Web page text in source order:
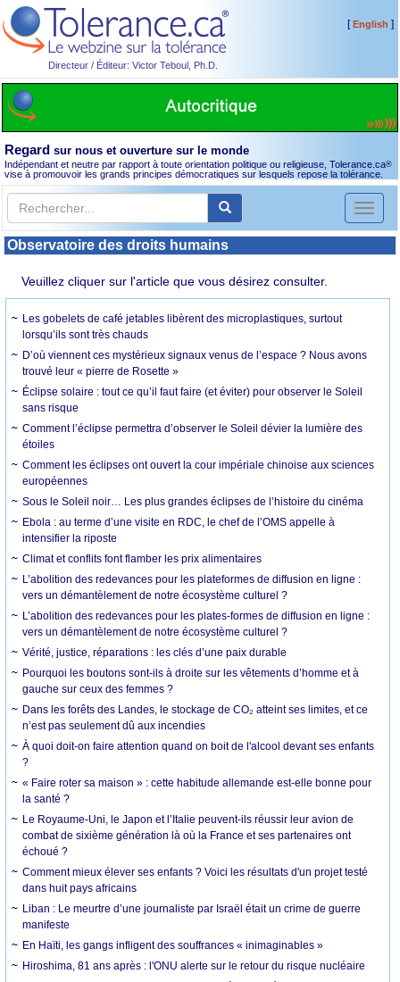
Directeur / Éditeur: Victor Teboul, Ph.D.
[English ]
Regard sur nous et ouverture sur le monde
Indépendant et neutre par rapport à toute orientation politique ou religieuse, Tolerance.ca®
vise à promouvoir les grands principes démocratiques sur lesquels repose la tolérance.
Toggle
Observatoire des droits humains
Veuillez cliquer sur l'article que vous désirez consulter.
Les gobelets de café jetables libèrent des microplastiques, surtout
lorsqu’ils sont très chauds
D’où viennent ces mystérieux signaux venus de l’espace ? Nous avons
trouvé leur « pierre de Rosette »
Éclipse solaire : tout ce qu’il faut faire (et éviter) pour observer le Soleil
sans risque
Comment l’éclipse permettra d’observer le Soleil dévier la lumière des
étoiles
Comment les éclipses ont ouvert la cour impériale chinoise aux sciences
européennes
Sous le Soleil noir… Les plus grandes éclipses de l’histoire du cinéma
Ebola : au terme d’une visite en RDC, le chef de l’OMS appelle à
intensifier la riposte
Climat et conflits font flamber les prix alimentaires
L’abolition des redevances pour les plateformes de diffusion en ligne :
vers un démantèlement de notre écosystème culturel ?
L’abolition des redevances pour les plates-formes de diffusion en ligne :
vers un démantèlement de notre écosystème culturel ?
Vérité, justice, réparations : les clés d’une paix durable
Pourquoi les boutons sont-ils à droite sur les vêtements d’homme et à
gauche sur ceux des femmes ?
Dans les forêts des Landes, le stockage de CO₂ atteint ses limites, et ce
n’est pas seulement dû aux incendies
À quoi doit-on faire attention quand on boit de l'alcool devant ses enfants
?
« Faire roter sa maison » : cette habitude allemande est-elle bonne pour
la santé ?
Le Royaume-Uni, le Japon et l’Italie peuvent-ils réussir leur avion de
combat de sixième génération là où la France et ses partenaires ont
échoué ?
Comment mieux élever ses enfants ? Voici les résultats d'un projet testé
dans huit pays africains
Liban : Le meurtre d’une journaliste par Israël était un crime de guerre
manifeste
En Haïti, les gangs infligent des souffrances « inimaginables »
Hiroshima, 81 ans après : l'ONU alerte sur le retour du risque nucléaire